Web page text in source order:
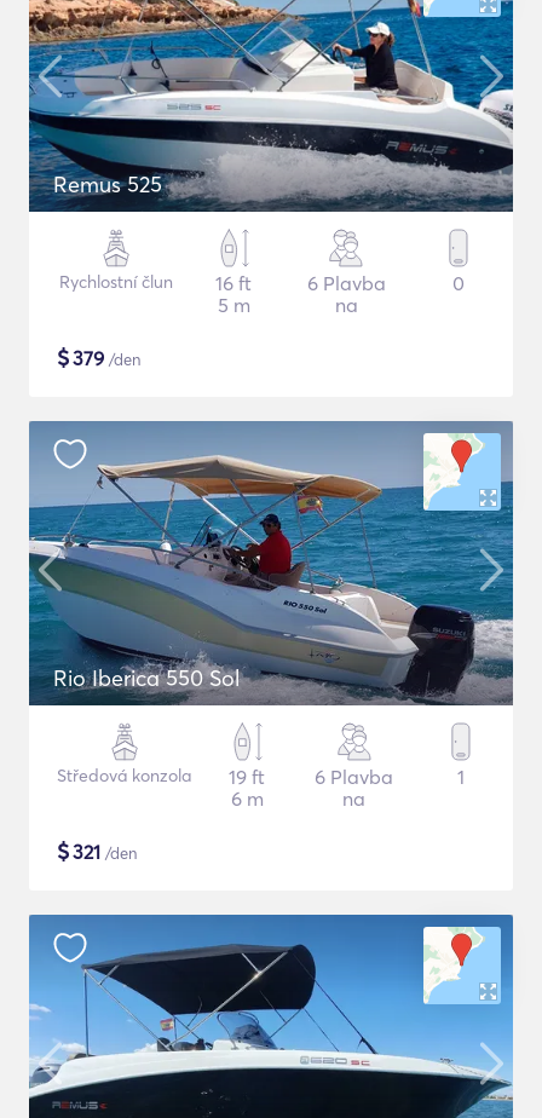
Remus 525
Rychlostní člun
16 ft
5 m
6 Plavba
na
0
$379 /den
Rio Iberica 550 Sol
Středová konzola
19 ft
6 m
6 Plavba
na
1
$321 /den